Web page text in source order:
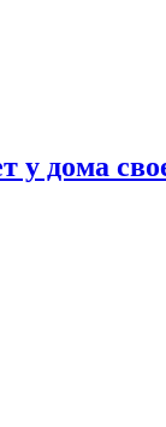
у дома